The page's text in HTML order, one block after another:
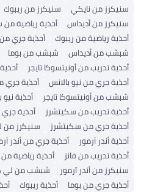
سنيكرز من نايكي
سنيكرز من ريبوك
سنيكرز من أديداس
أحذية رياضية
أحذية رياضية من ريبوك
أحذية جري
شبشب من أديداس
شبشب من بوما
أحذية تدريب من أونيتسوكا تايجر
أحذية جري من نيو بالانس
أحذية جري
شبشب من أونيتسوكا تايجر
أحذية نيو
أحذية تدريب من سكيتشرز
أحذية
أحذية جري من سكيتشرز
سنيكرز من
أحذية أندر آرمور
أحذية جري من أندر
أحذية تدريب من فانز
أحذية رياضية من
سنيكرز من أندر آرمور
شبشب من لي
أحذية جري من بوما
أحذية ريبوك